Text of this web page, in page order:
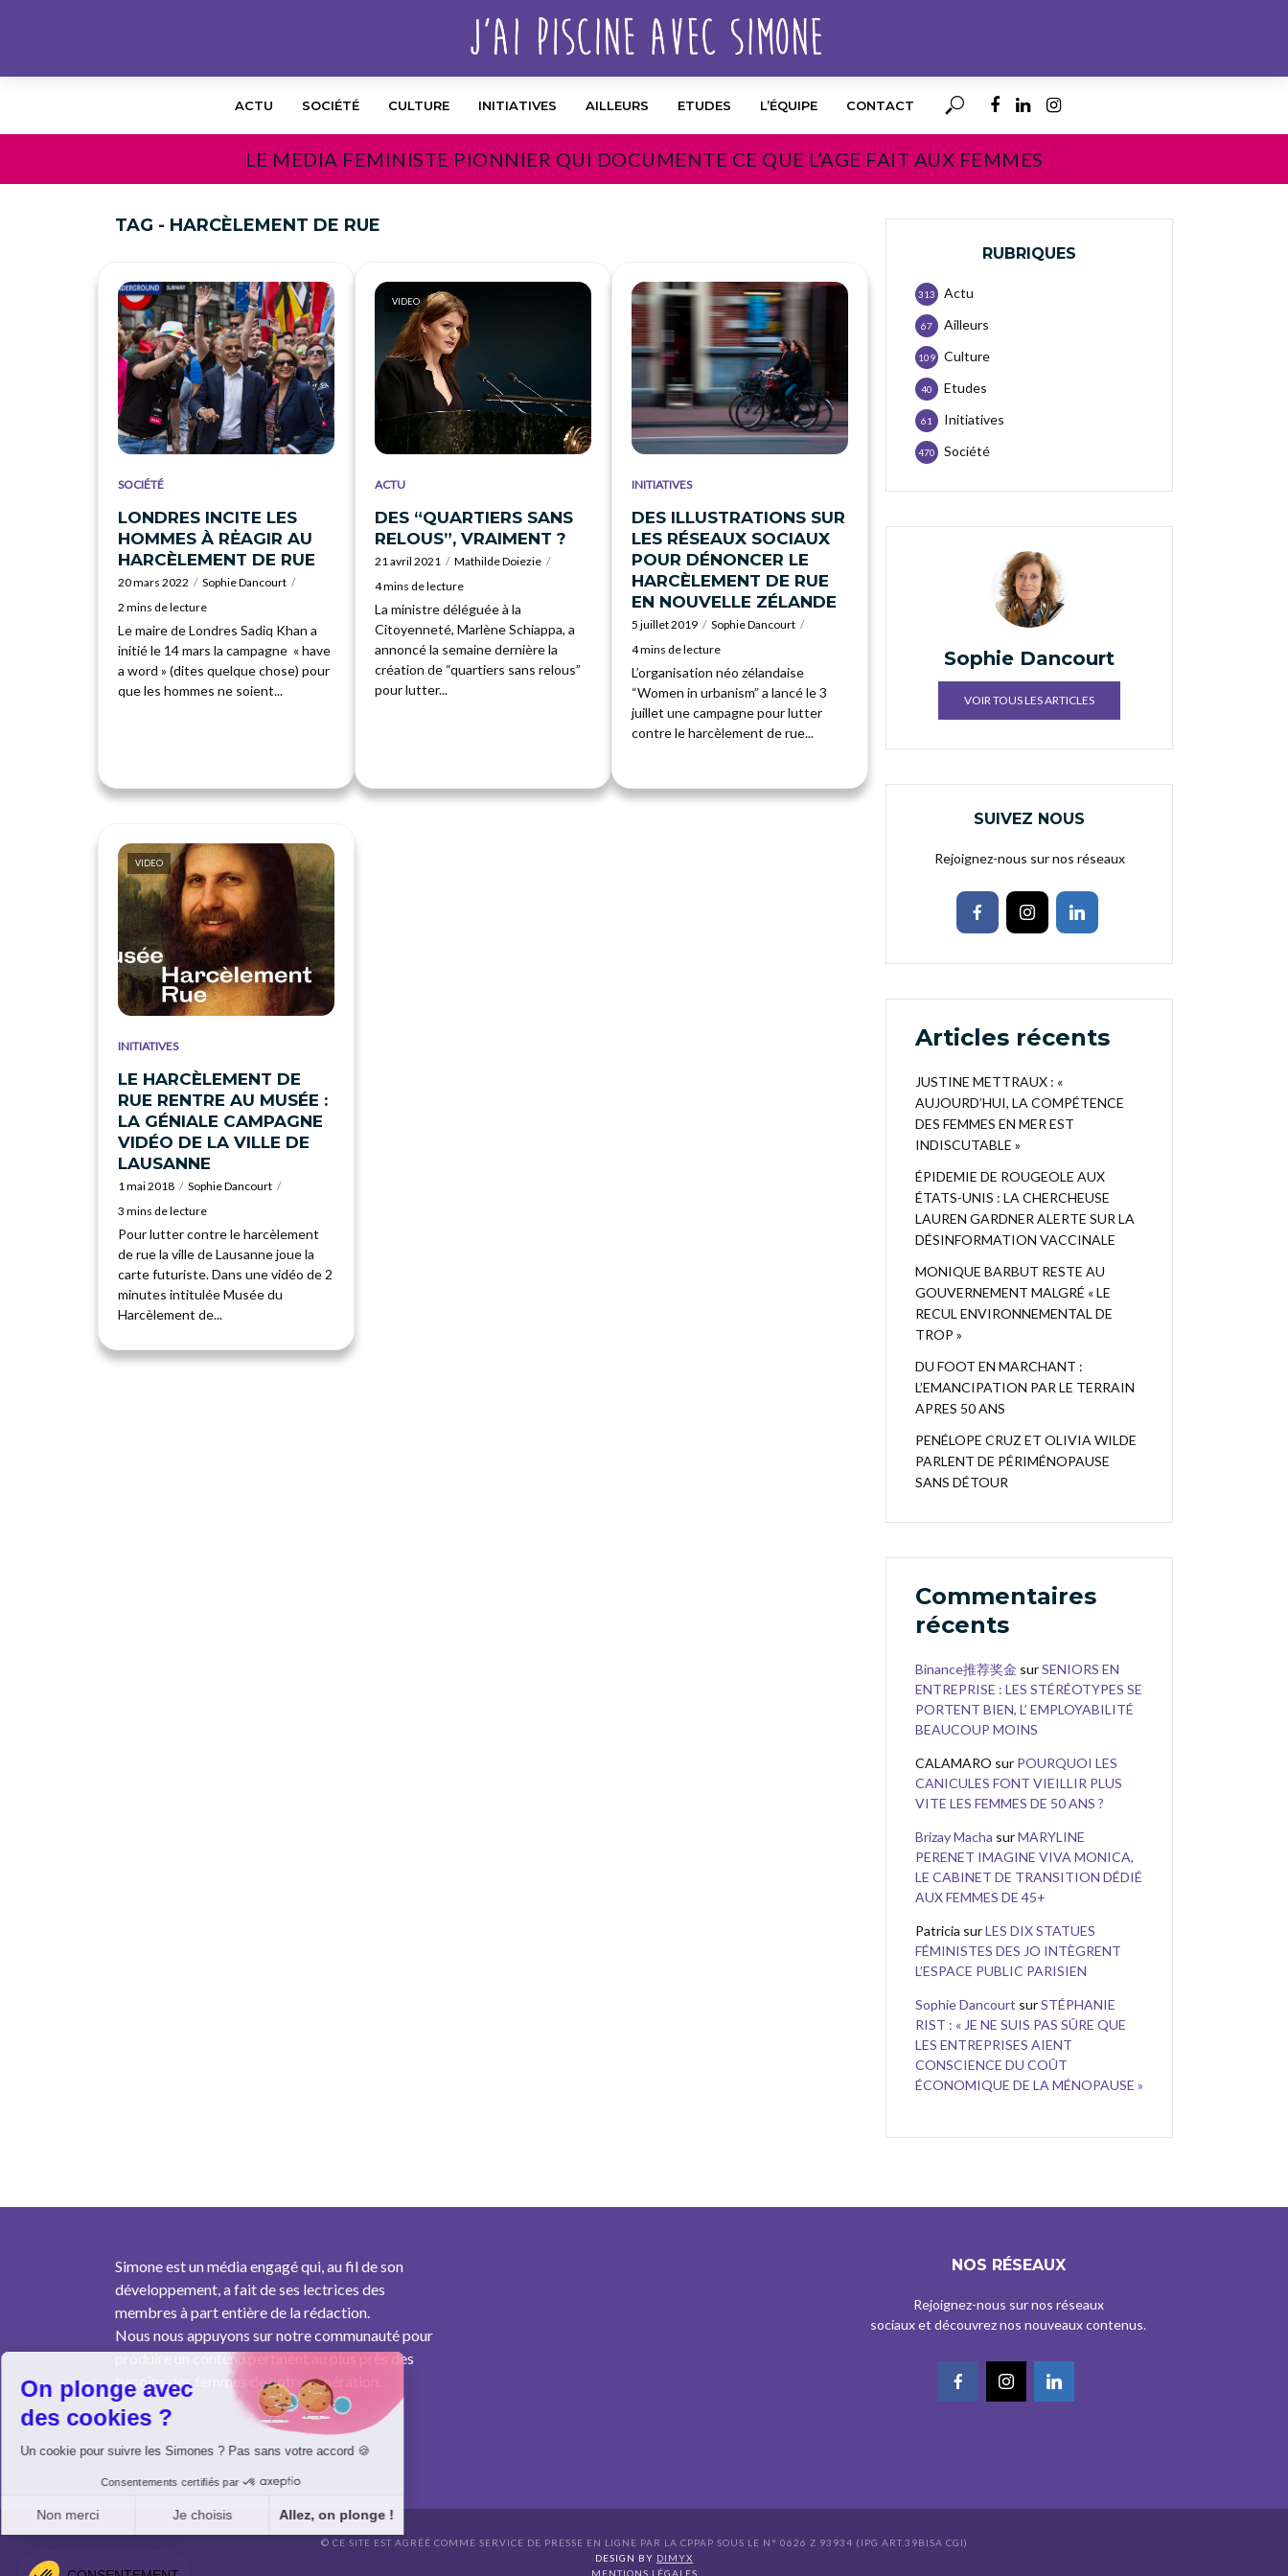
ACTU SOCIÉTÉ CULTURE INITIATIVES AILLEURS ETUDES L’ÉQUIPE CONTACT
LE MEDIA FEMINISTE PIONNIER QUI DOCUMENTE CE QUE L’AGE FAIT AUX FEMMES
TAG - HARCÈLEMENT DE RUE
SOCIÉTÉ
LONDRES INCITE LES
HOMMES À RĖAGIR AU
HARCÈLEMENT DE RUE
20 mars 2022
Sophie Dancourt
2 mins de lecture
Le maire de Londres Sadiq Khan a
initié le 14 mars la campagne « have
a word » (dites quelque chose) pour
que les hommes ne soient...
VIDEO
ACTU
DES “QUARTIERS SANS
RELOUS”, VRAIMENT ?
21 avril 2021
Mathilde Doiezie
4 mins de lecture
La ministre déléguée à la
Citoyenneté, Marlène Schiappa, a
annoncé la semaine dernière la
création de “quartiers sans relous”
pour lutter...
INITIATIVES
DES ILLUSTRATIONS SUR
LES RÉSEAUX SOCIAUX
POUR DÉNONCER LE
HARCÈLEMENT DE RUE
EN NOUVELLE ZÉLANDE
5 juillet 2019
Sophie Dancourt
4 mins de lecture
L’organisation néo zélandaise
“Women in urbanism” a lancé le 3
juillet une campagne pour lutter
contre le harcèlement de rue...
VIDEO
INITIATIVES
LE HARCÈLEMENT DE
RUE RENTRE AU MUSÉE :
LA GÉNIALE CAMPAGNE
VIDÉO DE LA VILLE DE
LAUSANNE
1 mai 2018
Sophie Dancourt
3 mins de lecture
Pour lutter contre le harcèlement
de rue la ville de Lausanne joue la
carte futuriste. Dans une vidéo de 2
minutes intitulée Musée du
Harcèlement de...
RUBRIQUES
Actu
313
Ailleurs
67
Culture
109
Etudes
40
Initiatives
61
Société
470
Sophie Dancourt
VOIR TOUS LES ARTICLES
SUIVEZ NOUS
Rejoignez-nous sur nos réseaux
Articles récents
JUSTINE METTRAUX : «
AUJOURD’HUI, LA COMPÉTENCE
DES FEMMES EN MER EST
INDISCUTABLE »
ÉPIDEMIE DE ROUGEOLE AUX
ÉTATS-UNIS : LA CHERCHEUSE
LAUREN GARDNER ALERTE SUR LA
DÉSINFORMATION VACCINALE
MONIQUE BARBUT RESTE AU
GOUVERNEMENT MALGRÉ « LE
RECUL ENVIRONNEMENTAL DE
TROP »
DU FOOT EN MARCHANT :
L’EMANCIPATION PAR LE TERRAIN
APRES 50 ANS
PENÉLOPE CRUZ ET OLIVIA WILDE
PARLENT DE PÉRIMÉNOPAUSE
SANS DÉTOUR
Commentaires
récents
Binance推荐奖金 surSENIORS EN
ENTREPRISE : LES STÉRÉOTYPES SE
PORTENT BIEN, L’ EMPLOYABILITÉ
BEAUCOUP MOINS
CALAMARO sur POURQUOI LES
CANICULES FONT VIEILLIR PLUS
VITE LES FEMMES DE 50 ANS ?
Brizay Macha surMARYLINE
PERENET IMAGINE VIVA MONICA,
LE CABINET DE TRANSITION DÉDIÉ
AUX FEMMES DE 45+
Patricia surLES DIX STATUES
FÉMINISTES DES JO INTÈGRENT
L’ESPACE PUBLIC PARISIEN
Sophie Dancourt surSTÉPHANIE
RIST : « JE NE SUIS PAS SÛRE QUE
LES ENTREPRISES AIENT
CONSCIENCE DU COÛT
ÉCONOMIQUE DE LA MÉNOPAUSE »
Simone est un média engagé qui, au fil de son
développement, a fait de ses lectrices des
membres à part entière de la rédaction.
Nous nous appuyons sur notre communauté pour
produire un contenu pertinent au plus près des
besoins des femmes de notre génération.
NOS RÉSEAUX
Rejoignez-nous sur nos réseaux
sociaux et découvrez nos nouveaux contenus.
© CE SITE EST AGRÉÉ COMME SERVICE DE PRESSE EN LIGNE PAR LA CPPAP SOUS LE N° 0626 Z 93934 (IPG ART.39BISA CGI)
DESIGN BY DIMYX
MENTIONS LÉGALES
On plonge avec
des cookies ?
Un cookie pour suivre les Simones ? Pas sans votre accord 🍪
Consentements certifiés par
Non merci Je choisis Allez, on plonge !
Plateforme de Gestion du Consentement : Personnalisez vos Options